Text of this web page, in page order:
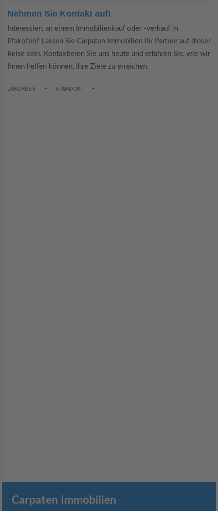
Nehmen Sie Kontakt auf!
Interessiert an einem Immobilienkauf oder -verkauf in
Pfakofen? Lassen Sie Carpaten Immobilien Ihr Partner auf dieser
Reise sein. Kontaktieren Sie uns heute und erfahren Sie, wie wir
Ihnen helfen können, Ihre Ziele zu erreichen.
LANDKREIS TOGGLE DROPDOWN
STANDORT TOGGLE DROPDOWN
Carpaten Immobilien